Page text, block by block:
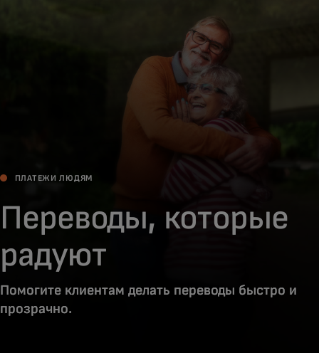
ПЛАТЕЖИ ЛЮДЯМ
Переводы, которые
радуют
Помогите клиентам делать переводы быстро и
прозрачно.